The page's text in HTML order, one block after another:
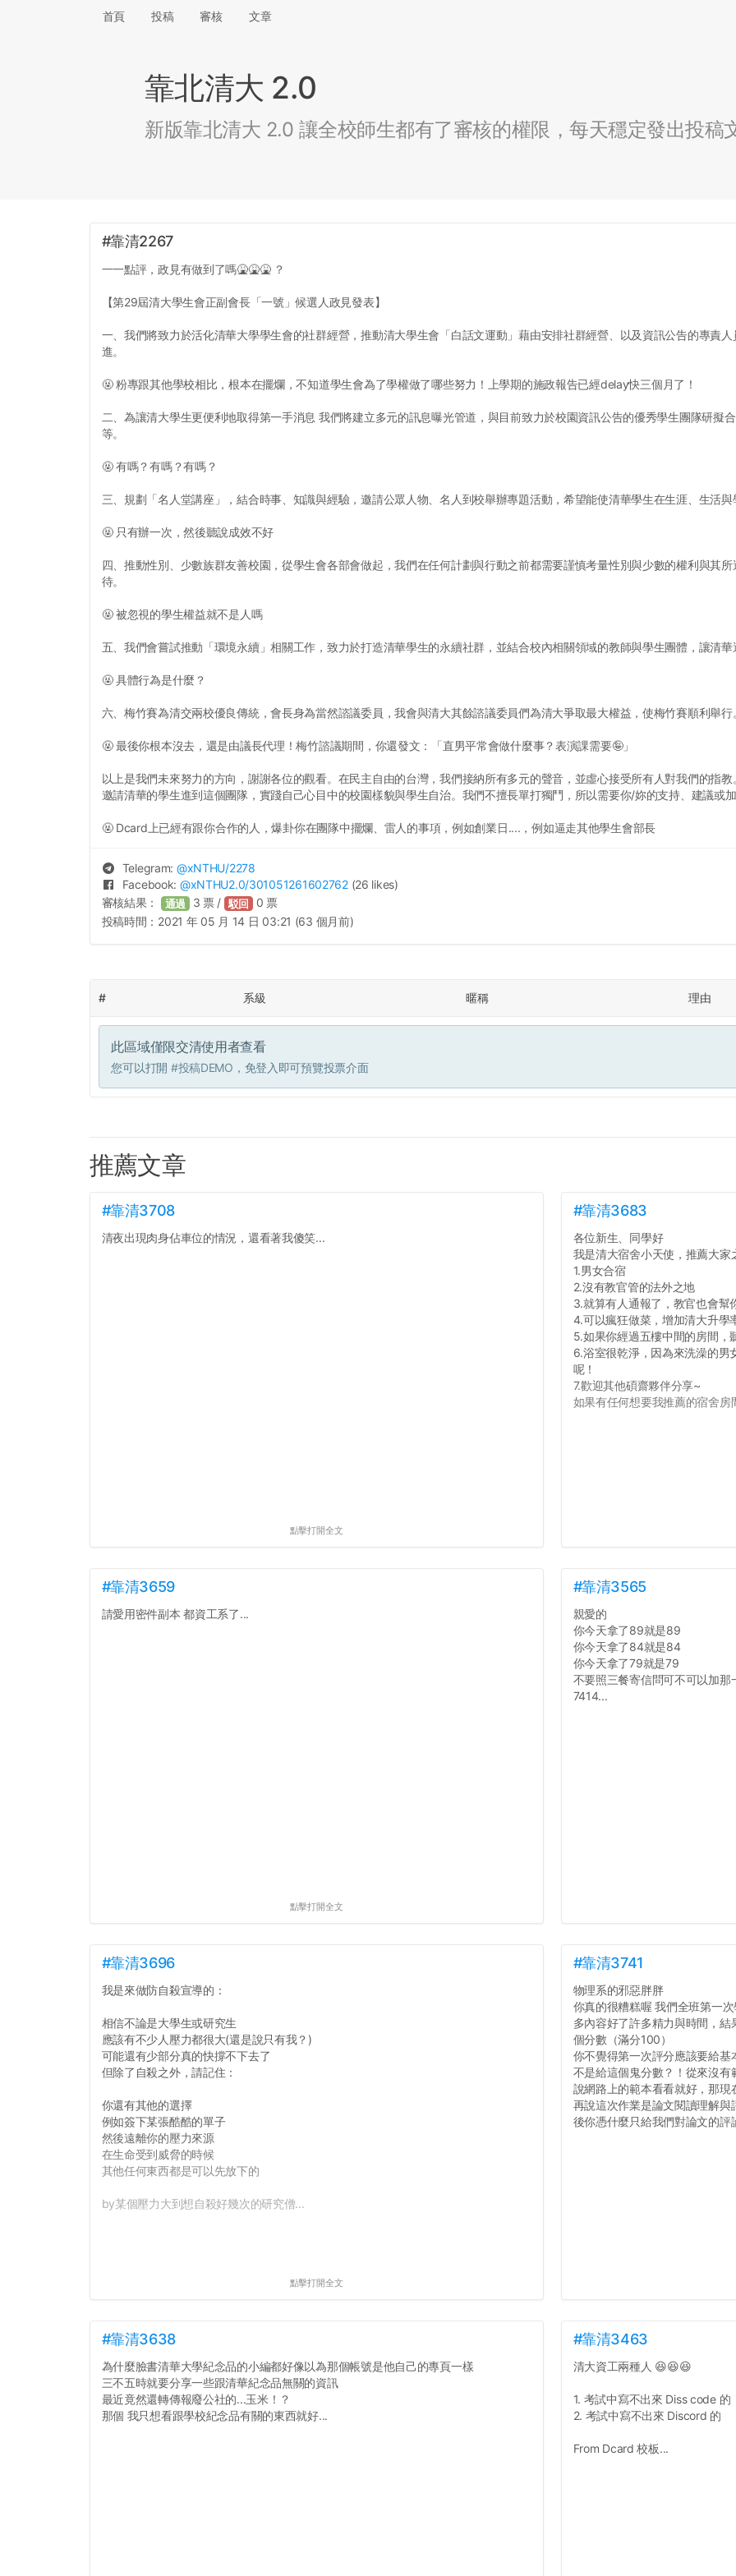
首頁 投稿 審核 文章
靠北清大 2.0
新版靠北清大 2.0 讓全校師生都有了審核的權限，每天穩定發出投稿
#靠清2267
一一點評，政見有做到了嗎🤮🤮🤮 ？
【第29屆清大學生會正副會長「一號」候選人政見發表】
一、我們將致力於活化清華大學學生會的社群經營，推動清大學生會「白話文運動」藉由安排社群經營、以及資訊公告的專責
進。
🤬 粉專跟其他學校相比，根本在擺爛，不知道學生會為了學權做了哪些努力！上學期的施政報告已經delay快三個月了！
二、為讓清大學生更便利地取得第一手消息 我們將建立多元的訊息曝光管道，與目前致力於校園資訊公告的優秀學生團隊研擬
等。
🤬 有嗎？有嗎？有嗎？
三、規劃「名人堂講座」，結合時事、知識與經驗，邀請公眾人物、名人到校舉辦專題活動，希望能使清華學生在生涯、生活與
🤬 只有辦一次，然後聽說成效不好
四、推動性別、少數族群友善校園，從學生會各部會做起，我們在任何計劃與行動之前都需要謹慎考量性別與少數的權利與其
待。
🤬 被忽視的學生權益就不是人嗎
五、我們會嘗試推動「環境永續」相關工作，致力於打造清華學生的永續社群，並結合校內相關領域的教師與學生團體，讓清華
🤬 具體行為是什麼？
六、梅竹賽為清交兩校優良傳統，會長身為當然諮議委員，我會與清大其餘諮議委員們為清大爭取最大權益，使梅竹賽順利舉行
🤬 最後你根本沒去，還是由議長代理！梅竹諮議期間，你還發文：「直男平常會做什麼事？表演課需要🤪」
以上是我們未來努力的方向，謝謝各位的觀看。在民主自由的台灣，我們接納所有多元的聲音，並虛心接受所有人對我們的指
邀請清華的學生進到這個團隊，實踐自己心目中的校園樣貌與學生自治。我們不擅長單打獨鬥，所以需要你/妳的支持、建議或加
🤬 Dcard上已經有跟你合作的人，爆卦你在團隊中擺爛、雷人的事項，例如創業日....，例如逼走其他學生會部長
Telegram: @xNTHU/2278
Facebook: @xNTHU2.0/301051261602762 (26 likes)
審核結果： 通過 3 票 / 駁回 0 票
投稿時間： 2021 年 05 月 14 日 03:21 (63 個月前)
# 系級 暱稱 理由
此區域僅限交清使用者查看
您可以打開 #投稿DEMO ，免登入即可預覽投票介面
推薦文章
#靠清3708
清夜出現肉身佔車位的情況，還看著我傻笑...
點擊打開全文
#靠清3683
各位新生、同學好
我是清大宿舍小天使，推薦大家
1.男女合宿
2.沒有教官管的法外之地
3.就算有人通報了，教官也會幫
4.可以瘋狂做菜，增加清大升學
5.如果你經過五樓中間的房間，
6.浴室很乾淨，因為來洗澡的男
呢！
7.歡迎其他碩齋夥伴分享~
如果有任何想要我推薦的宿舍房
#靠清3659
請愛用密件副本 都資工系了...
點擊打開全文
#靠清3565
親愛的
你今天拿了89就是89
你今天拿了84就是84
你今天拿了79就是79
不要照三餐寄信問可不可以加那
7414...
#靠清3696
我是來做防自殺宣導的：
相信不論是大學生或研究生
應該有不少人壓力都很大(還是說只有我？)
可能還有少部分真的快撐不下去了
但除了自殺之外，請記住：
你還有其他的選擇
例如簽下某張酷酷的單子
然後遠離你的壓力來源
在生命受到威脅的時候
其他任何東西都是可以先放下的
by某個壓力大到想自殺好幾次的研究僧...
點擊打開全文
#靠清3741
物理系的邪惡胖胖
你真的很糟糕喔 我們全班第一
多內容好了許多精力與時間，
個分數（滿分100）
你不覺得第一次評分應該要給
不是給這個鬼分數？！從來沒
說網路上的範本看看就好，那現
再說這次作業是論文閱讀理解
後你憑什麼只給我們對論文的評
#靠清3638
為什麼臉書清華大學紀念品的小編都好像以為那個帳號是他自己的專頁一樣
三不五時就要分享一些跟清華紀念品無關的資訊
最近竟然還轉傳報廢公社的...玉米！？
那個 我只想看跟學校紀念品有關的東西就好...
#靠清3463
清大資工兩種人 😆😆😆
1. 考試中寫不出來 Diss code 的
2. 考試中寫不出來 Discord 的
From Dcard 校板...